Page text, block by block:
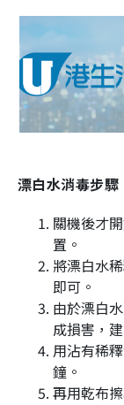
漂白水消毒步驟
關機後才
置。
將漂白水
即可。
由於漂白
成損害，
用沾有稀
鐘。
再用乾布